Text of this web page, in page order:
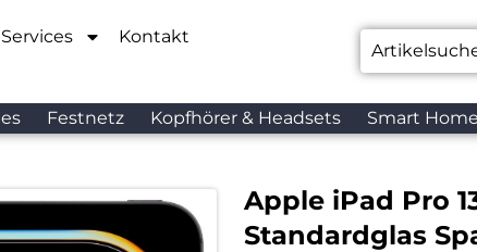
Services
Kontakt
Festnetz Kopfhörer & Headsets Smart Home
Apple iPad Pro
Standardglas